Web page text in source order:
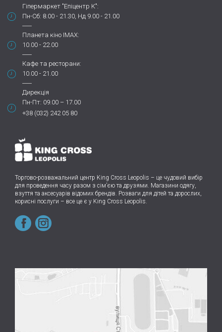
Гіпермаркет "Епіцентр К":
Пн-Сб: 8.00 - 21.30, Нд 9.00 - 21.00
Планета кіно IMAX:
10.00 - 22.00
Кафе та ресторани:
10.00 - 21.00
Дирекція
Пн-Пт: 09.00 – 17.00
+38 (032) 242 05 80
Торгово-розважальний центр King Cross Leopolis – це чудовий вибір
для проведення часу разом з сім’єю та друзями. Магазини одягу,
взуття та аксесуарів відомих брендів. Розваги для дітей та дорослих,
корисні послуги – все це є у King Cross Leopolis.